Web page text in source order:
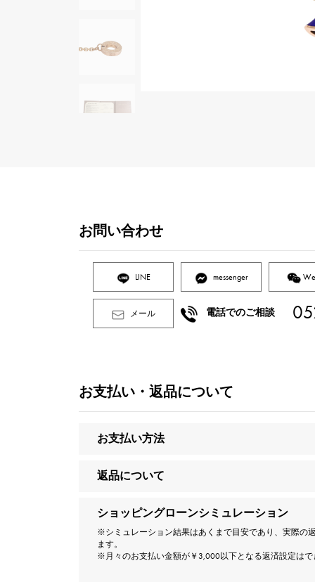
お問い合わせ
LINE messenger
メール 電話でのご相談
お支払い・返品について
お支払い方法
返品について
ショッピングローンシミュレーション
※シミュレーション結果はあくまで目安であり、実際の
ます。
※月々のお支払い金額が￥3,000以下となる返済設定はで